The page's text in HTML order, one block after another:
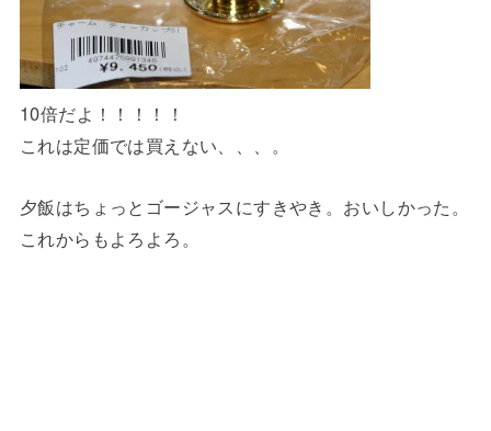
10倍だよ！！！！！
これは定価では買えない、、、。
夕飯はちょっとゴージャスにすきやき。おいしかった。
これからもよろよろ。